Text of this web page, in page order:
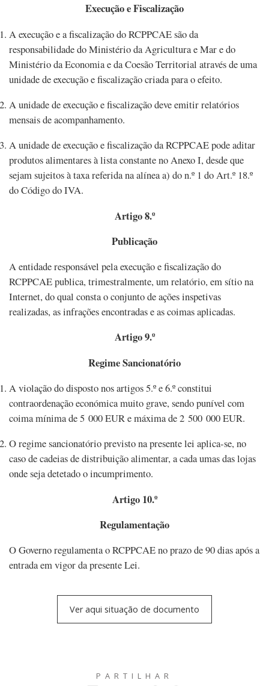
Execução e Fiscalização
A execução e a fiscalização do RCPPCAE são da
responsabilidade do Ministério da Agricultura e Mar e do
Ministério da Economia e da Coesão Territorial através de uma
unidade de execução e fiscalização criada para o efeito.
A unidade de execução e fiscalização deve emitir relatórios
mensais de acompanhamento.
A unidade de execução e fiscalização da RCPPCAE pode aditar
produtos alimentares à lista constante no Anexo I, desde que
sejam sujeitos à taxa referida na alínea a) do n.º 1 do Art.º 18.º
do Código do IVA.
Artigo 8.º
Publicação
A entidade responsável pela execução e fiscalização do
RCPPCAE publica, trimestralmente, um relatório, em sítio na
Internet, do qual consta o conjunto de ações inspetivas
realizadas, as infrações encontradas e as coimas aplicadas.
Artigo 9.º
Regime Sancionatório
A violação do disposto nos artigos 5.º e 6.º constitui
contraordenação económica muito grave, sendo punível com
coima mínima de 5 000 EUR e máxima de 2 500 000 EUR.
O regime sancionatório previsto na presente lei aplica-se, no
caso de cadeias de distribuição alimentar, a cada umas das lojas
onde seja detetado o incumprimento.
Artigo 10.º
Regulamentação
O Governo regulamenta o RCPPCAE no prazo de 90 dias após a
entrada em vigor da presente Lei.
Ver aqui situação de documento
PARTILHAR